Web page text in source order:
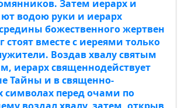
Затем иерарх и
водою руки и иерарх
божественного жертвен
стоят вместе с иереями только
Воздав хвалу святым
иерарх священнодействует
Тайны и в священно-
перед очами по